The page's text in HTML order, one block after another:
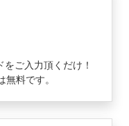
ご入力頂くだけ！
料です。